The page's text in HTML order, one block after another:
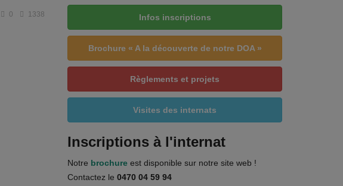
0 1338 Infos inscriptions
Brochure « A la découverte de notre DOA »
Règlements et projets
Visites des internats
Inscriptions à l'internat
Notre brochure est disponible sur notre site web !
Contactez le 0470 04 59 94